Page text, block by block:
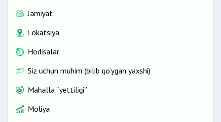
Jamiyat
Lokatsiya
Hodisalar
Siz uchun muhim (bilib qo‘ygan yaxshi)
Mahalla “yettiligi”
Moliya